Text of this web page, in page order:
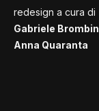
redesign a cura di
Gabriele Brombin
Anna Quaranta